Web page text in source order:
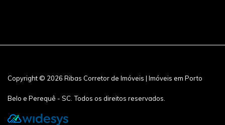
Copyright © 2026 Ribas Corretor de Imóveis | Imóveis em Porto
Belo e Perequê - SC. Todos os direitos reservados.